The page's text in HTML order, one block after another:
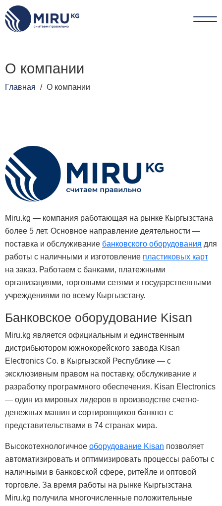
О компании
Главная / О компании
Miru.kg — компания работающая на рынке Кыргызстана
более 5 лет. Основное направление деятельности —
поставка и обслуживание банковского оборудования для
работы с наличными и изготовление пластиковых карт
на заказ. Работаем с банками, платежными
организациями, торговыми сетями и государственными
учреждениями по всему Кыргызстану.
Банковское оборудование Kisan
Miru.kg является официальным и единственным
дистрибьютором южнокорейского завода Kisan
Electronics Co. в Кыргызской Республике — с
эксклюзивным правом на поставку, обслуживание и
разработку программного обеспечения. Kisan Electronics
— один из мировых лидеров в производстве счетно-
денежных машин и сортировщиков банкнот с
представительствами в 74 странах мира.
Высокотехнологичное оборудование Kisan позволяет
автоматизировать и оптимизировать процессы работы с
наличными в банковской сфере, ритейле и оптовой
торговле. За время работы на рынке Кыргызстана
Miru.kg получила многочисленные положительные